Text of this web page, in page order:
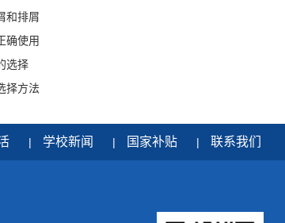
和排屑
确使用
选择
择方法
| 学校新闻 | 国家补贴 | 联系我们